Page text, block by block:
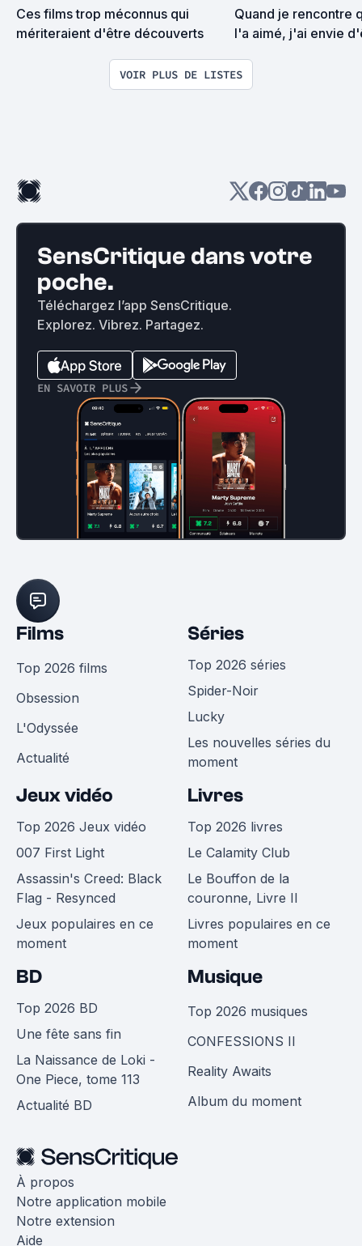
Ces films trop méconnus qui
mériteraient d'être découverts
Quand je rencontre
l'a aimé, j'ai envie
VOIR PLUS DE LISTES
SensCritique dans votre
poche.
Téléchargez l’app SensCritique.
Explorez. Vibrez. Partagez.
EN SAVOIR PLUS
Films
Top 2026 films
Obsession
L'Odyssée
Actualité
Séries
Top 2026 séries
Spider-Noir
Lucky
Les nouvelles séries du
moment
Jeux vidéo
Top 2026 Jeux vidéo
007 First Light
Assassin's Creed: Black
Flag - Resynced
Jeux populaires en ce
moment
Livres
Top 2026 livres
Le Calamity Club
Le Bouffon de la
couronne, Livre II
Livres populaires en ce
moment
BD
Top 2026 BD
Une fête sans fin
La Naissance de Loki -
One Piece, tome 113
Actualité BD
Musique
Top 2026 musiques
CONFESSIONS II
Reality Awaits
Album du moment
À propos
Notre application mobile
Notre extension
Aide